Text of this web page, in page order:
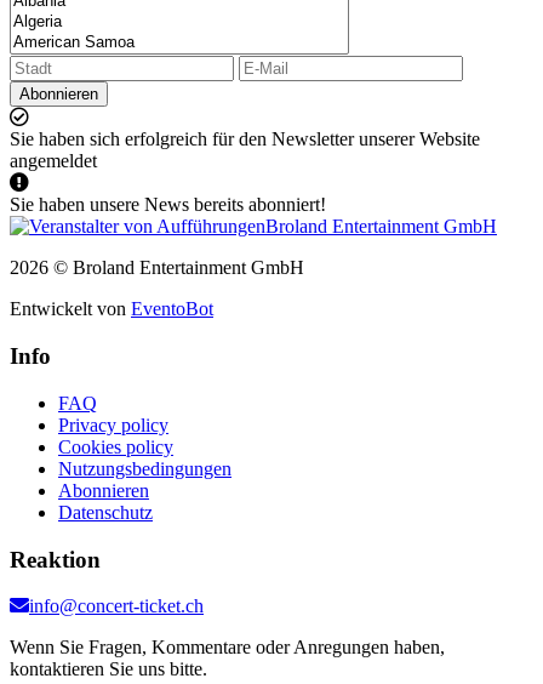
Abonnieren
Sie haben sich erfolgreich für den Newsletter unserer Website
angemeldet
Sie haben unsere News bereits abonniert!
2026 © Broland Entertainment GmbH
Entwickelt von EventoBot
Info
FAQ
Privacy policy
Cookies policy
Nutzungsbedingungen
Abonnieren
Datenschutz
Reaktion
info@concert-ticket.ch
Wenn Sie Fragen, Kommentare oder Anregungen haben,
kontaktieren Sie uns bitte.